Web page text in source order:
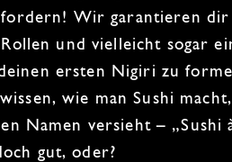
Wir garantieren dir
und vielleicht sogar
ersten Nigiri zu
wie man Sushi macht,
Namen versieht – „Sushi à
gut, oder?